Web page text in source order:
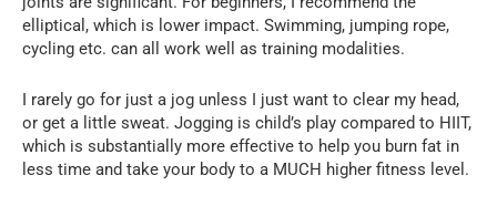
elliptical, which is lower impact. Swimming, jumping rope,
cycling etc. can all work well as training modalities.
I rarely go for just a jog unless I just want to clear my head,
or get a little sweat. Jogging is child’s play compared to HIIT,
which is substantially more effective to help you burn fat in
less time and take your body to a MUCH higher fitness level.